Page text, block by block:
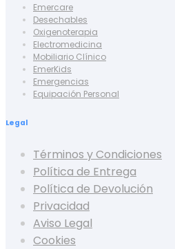
Emercare
Desechables
Oxigenoterapia
Electromedicina
Mobiliario Clínico
EmerKids
Emergencias
Equipación Personal
Legal
Términos y Condiciones
Política de Entrega
Política de Devolución
Privacidad
Aviso Legal
Cookies